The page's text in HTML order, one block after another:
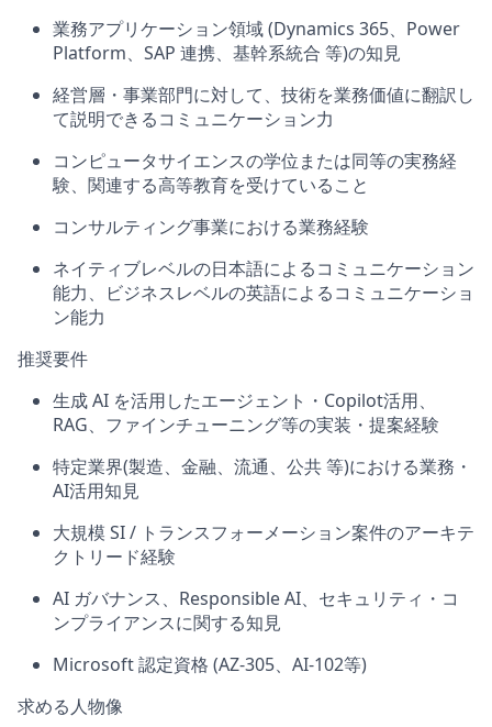
業務アプリケーション領域(Dynamics 365、Power
Platform、SAP 連携、基幹系統合 等)の知見
経営層・事業部門に対して、技術を業務価値に翻訳し
て説明できるコミュニケーション力
コンピュータサイエンスの学位または同等の実務経
験、 関連する高等教育を受けていること
コンサルティング事業における業務経験
ネイティブレベルの日本語によるコミュニケーション
能力、ビジネスレベルの英語によるコミュニケーショ
ン能力
推奨要件
生成AI を活用したエージェント・ Copilot活用、
RAG、ファインチューニング等の実装・提案経験
特定業界(製造、金融、流通、公共等)における業務・
AI活用知見
大規模 SI / トランスフォーメーション案件のアーキテ
クトリード経験
AI ガバナンス、 Responsible AI、セキュリティ・コ
ンプライアンスに関する知見
Microsoft認定資格 (AZ-305、AI-102等)
求める人物像